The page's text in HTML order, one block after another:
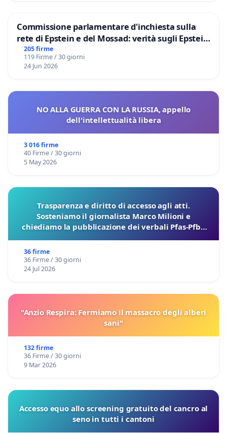
Commissione parlamentare d'inchiesta sulla
rete di Epstein e del Mossad: verità sugli Epstein
Files
205 firme
119 Firme / 30 giorni
24 Jun 2026
NO ALLA GUERRA CON LA RUSSIA, appello
dell'intellettualità libera
3 016 firme
40 Firme / 30 giorni
5 May 2026
Trasparenza e diritto di accesso agli atti.
Sosteniamo il giornalista Marco Milioni e
chiediamo la pubblicazione dei verbali Pfas-Pfba
36 firme
36 Firme / 30 giorni
24 Jul 2026
"Anzio Respira: Fermiamo il massacro degli alberi
sani"
132 firme
36 Firme / 30 giorni
9 Mar 2026
Accesso equo allo screening gratuito del cancro al
seno in tutti i cantoni